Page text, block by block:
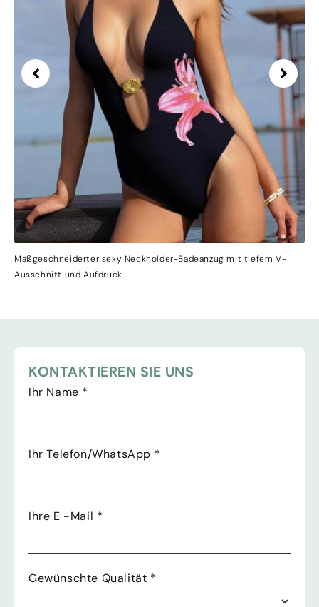
Maßgeschneiderter sexy Neckholder-Badeanzug mit tiefem V-
Ausschnitt und Aufdruck
KONTAKTIEREN SIE UNS
Ihr Name *
Ihr Telefon/WhatsApp *
Ihre E -Mail *
Gewünschte Qualität *